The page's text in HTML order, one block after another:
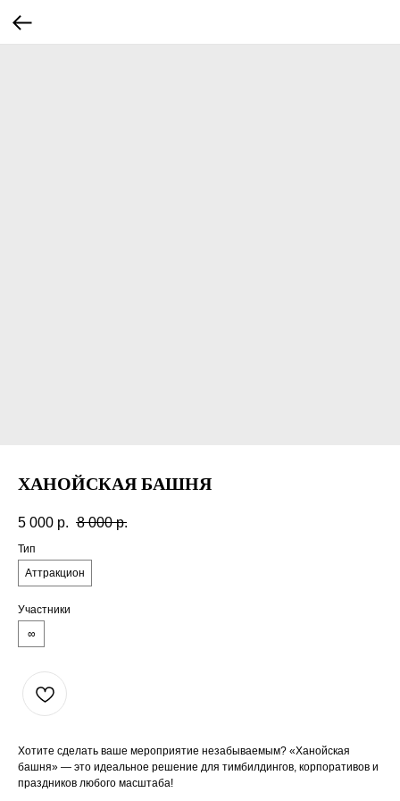
ХАНОЙСКАЯ БАШНЯ
5 000 р. 8 000 р.
Тип
Аттракцион
Участники
∞
Хотите сделать ваше мероприятие незабываемым? «Ханойская
башня» — это идеальное решение для тимбилдингов, корпоративов и
праздников любого масштаба!